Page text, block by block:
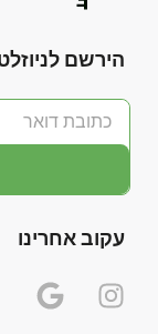
הירשם
עקוב אחרינו